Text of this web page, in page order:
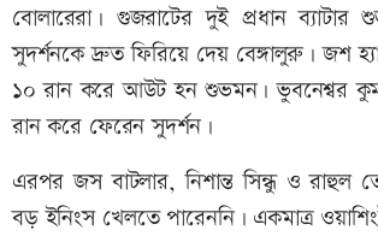
বোলারেরা। গুজরাটের দুই প্রধান
সুদর্শনকে দ্রুত ফিরিয়ে দেয় বেঙ্গালুরু। জশ
১০ রান করে আউট হন শুভমন। ভুবনেশ্বর
রান করে ফেরেন সুদর্শন।
এরপর জস বাটলার, নিশান্ত সিন্ধু ও রাহুল
বড় ইনিংস খেলতে পারেননি। একমাত্র